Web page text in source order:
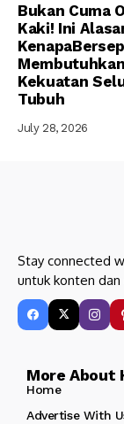
Bukan Cuma
Kaki! Ini
Membutuhkan
Kekuatan
Tubuh
July 28, 2026
Stay connected
untuk konten
More About
Home
Advertise With